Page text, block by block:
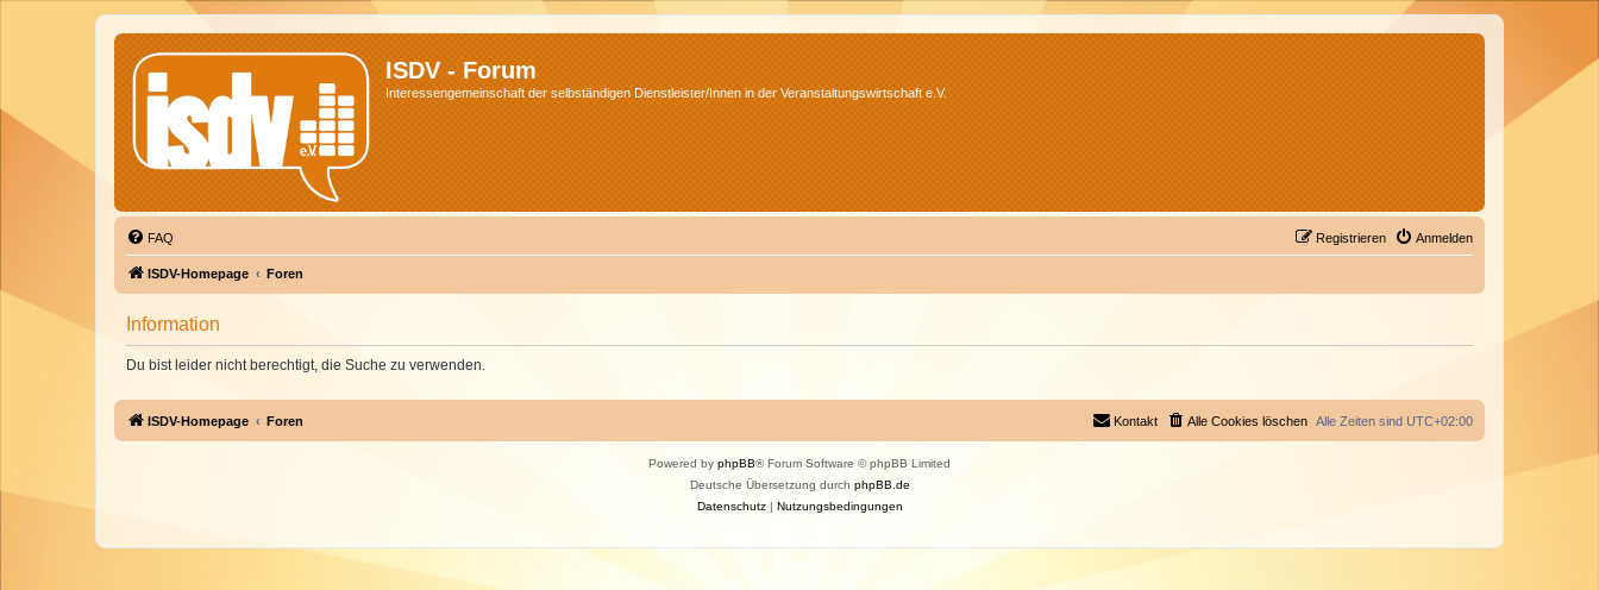
ISDV - Forum
Interessengemeinschaft der selbständigen Dienstleister/Innen in der Veranstaltungswirtschaft e.V.
FAQ Anmelden
Registrieren
ISDV-Homepage Foren
Information
Du bist leider nicht berechtigt, die Suche zu verwenden.
ISDV-Homepage Foren Alle Zeiten sind UTC+02:00
Alle Cookies löschen
Kontakt
Powered by phpBB® Forum Software © phpBB Limited
Deutsche Übersetzung durch phpBB.de
Datenschutz| Nutzungsbedingungen